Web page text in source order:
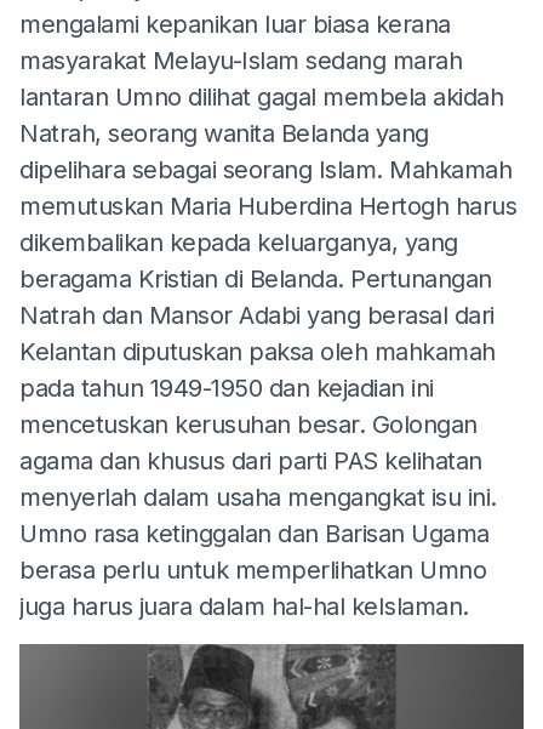
mengalami kepanikan luar biasa kerana
masyarakat Melayu-Islam sedang marah
lantaran Umno dilihat gagal membela akidah
Natrah, seorang wanita Belanda yang
dipelihara sebagai seorang Islam. Mahkamah
memutuskan Maria Huberdina Hertogh harus
dikembalikan kepada keluarganya, yang
beragama Kristian di Belanda. Pertunangan
Natrah dan Mansor Adabi yang berasal dari
Kelantan diputuskan paksa oleh mahkamah
pada tahun 1949-1950 dan kejadian ini
mencetuskan kerusuhan besar. Golongan
agama dan khusus dari parti PAS kelihatan
menyerlah dalam usaha mengangkat isu ini.
Umno rasa ketinggalan dan Barisan Ugama
berasa perlu untuk memperlihatkan Umno
juga harus juara dalam hal-hal keIslaman.